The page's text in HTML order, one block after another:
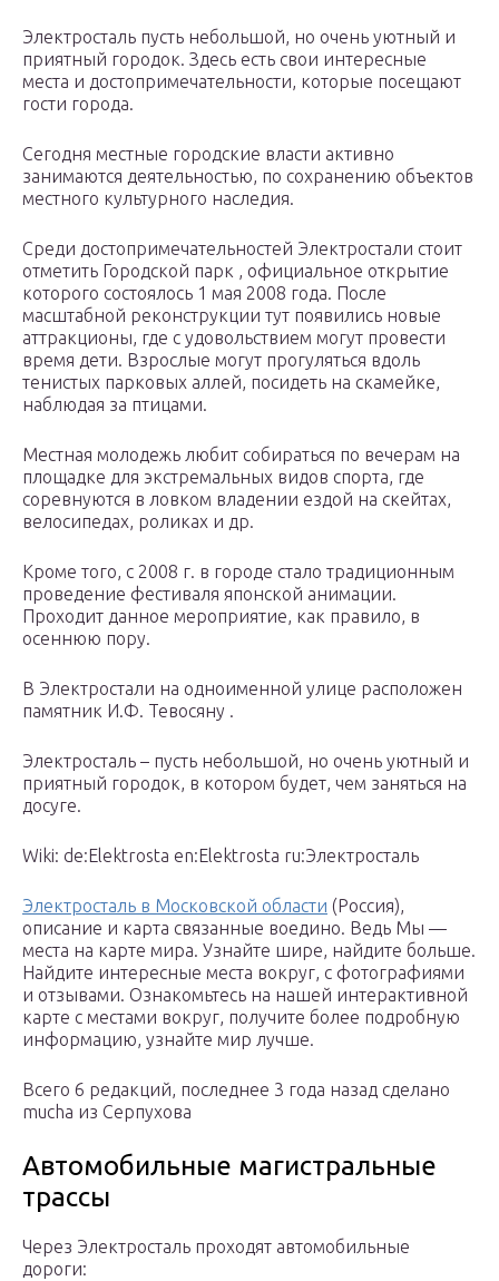
Электросталь пусть небольшой, но очень уютный и
приятный городок. Здесь есть свои интересные
места и достопримечательности, которые посещают
гости города.
Сегодня местные городские власти активно
занимаются деятельностью, по сохранению объектов
местного культурного наследия.
Среди достопримечательностей Электростали стоит
отметить Городской парк , официальное открытие
которого состоялось 1 мая 2008 года. После
масштабной реконструкции тут появились новые
аттракционы, где с удовольствием могут провести
время дети. Взрослые могут прогуляться вдоль
тенистых парковых аллей, посидеть на скамейке,
наблюдая за птицами.
Местная молодежь любит собираться по вечерам на
площадке для экстремальных видов спорта, где
соревнуются в ловком владении ездой на скейтах,
велосипедах, роликах и др.
Кроме того, с 2008 г. в городе стало традиционным
проведение фестиваля японской анимации.
Проходит данное мероприятие, как правило, в
осеннюю пору.
В Электростали на одноименной улице расположен
памятник И.Ф. Тевосяну .
Электросталь – пусть небольшой, но очень уютный и
приятный городок, в котором будет, чем заняться на
досуге.
Wiki: de:Elektrosta en:Elektrosta ru:Электросталь
Электросталь в Московской области (Россия),
описание и карта связанные воедино. Ведь Мы —
места на карте мира. Узнайте шире, найдите больше.
Найдите интересные места вокруг, с фотографиями
и отзывами. Ознакомьтесь на нашей интерактивной
карте с местами вокруг, получите более подробную
информацию, узнайте мир лучше.
Всего 6 редакций, последнее 3 года назад сделано
mucha из Серпухова
Автомобильные магистральные
трассы
Через Электросталь проходят автомобильные
дороги: